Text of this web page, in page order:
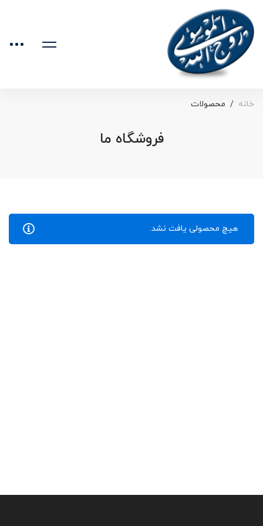
خانه محصولات
فروشگاه ما
هیچ محصولی یافت نشد.